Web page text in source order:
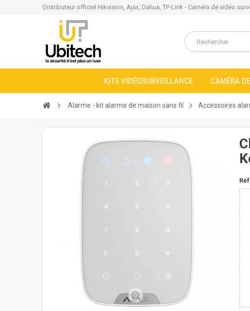
Distributeur officiel Hikvision, Ajax, Dahua, TP-Link - Caméra de vidéo
KITS VIDÉOSURVEILLANCE CAMÉRA
Alarme - kit alarme de maison sans fil Accessoires